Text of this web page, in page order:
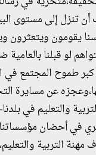
أن تنزل إلى مستوى
يقومون ويتعثرون
لو قبلنا
كبر طموح
عن مسايرة
والتعليم في
أحضان مؤسساتنا
التربية